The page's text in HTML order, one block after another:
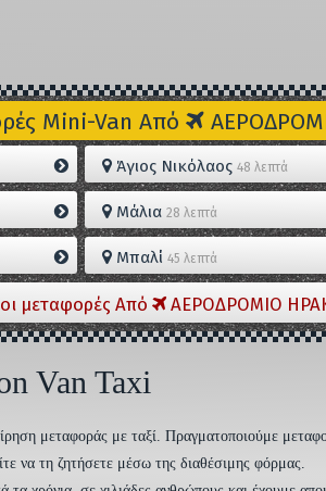
Mini-Van Από
Άγιος Νικόλαος 48 λεπτά
Μάλια 28 λεπτά
Μπαλί 45 λεπτά
μεταφορές Από ΑΕΡΟΔΡΟΜΙΟ
Van Taxi
μεταφοράς με ταξί. Πραγματοποιούμε
να τη ζητήσετε μέσω της διαθέσιμης φόρμας.